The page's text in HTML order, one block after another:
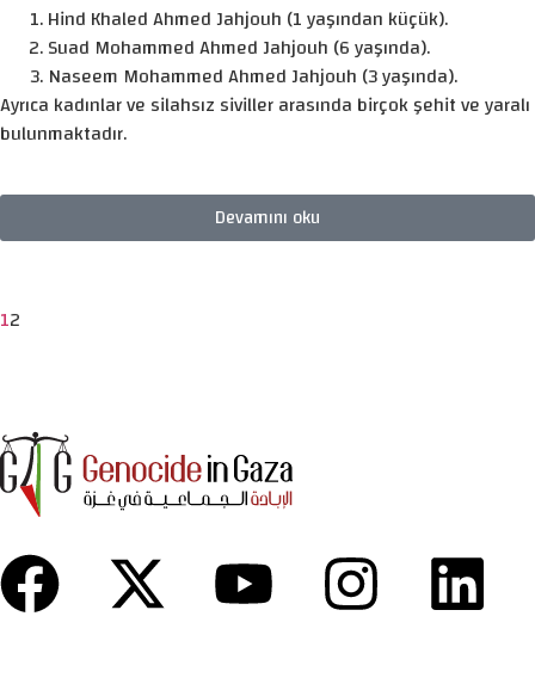
Hind Khaled Ahmed Jahjouh (1 yaşından küçük).
Suad Mohammed Ahmed Jahjouh (6 yaşında).
Naseem Mohammed Ahmed Jahjouh (3 yaşında).
Ayrıca kadınlar ve silahsız siviller arasında birçok şehit ve yaralı
bulunmaktadır.
Devamını oku
12